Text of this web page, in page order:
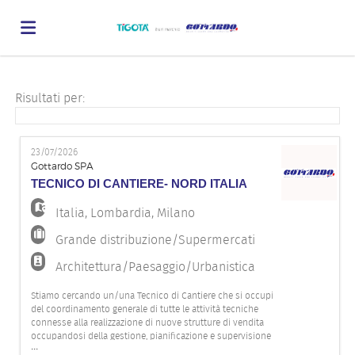
Offerte
di
lavoro
Carica
il
CV
Login
Lingua
Risultati per:
23/07/2026
Gottardo SPA
TECNICO DI CANTIERE- NORD ITALIA
Italia, Lombardia, Milano
Grande distribuzione/Supermercati
Architettura/Paesaggio/Urbanistica
Stiamo cercando un/una Tecnico di Cantiere che si occupi
del coordinamento generale di tutte le attività tecniche
connesse alla realizzazione di nuove strutture di vendita
occupandosi della gestione, pianificazione e supervisione
di ogni fase. Cerchiamo un profilo con ottime capacità di
...